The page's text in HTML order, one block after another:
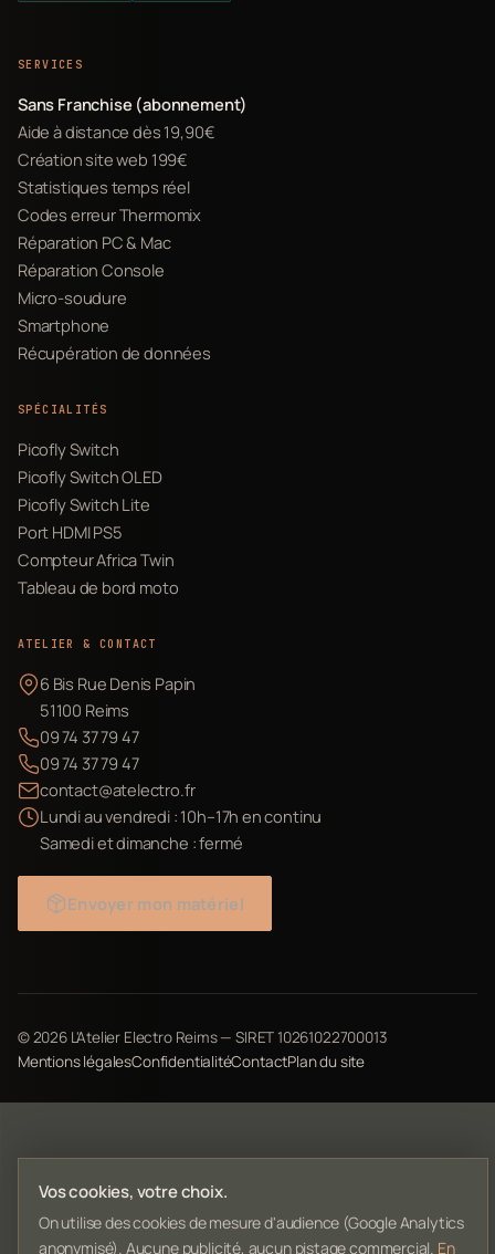
SERVICES
Sans Franchise (abonnement)
Aide à distance dès 19,90€
Création site web 199€
Statistiques temps réel
Codes erreur Thermomix
Réparation PC & Mac
Réparation Console
Micro-soudure
Smartphone
Récupération de données
SPÉCIALITÉS
Picofly Switch
Picofly Switch OLED
Picofly Switch Lite
Port HDMI PS5
Compteur Africa Twin
Tableau de bord moto
ATELIER & CONTACT
6 Bis Rue Denis Papin
51100 Reims
09 74 37 79 47
09 74 37 79 47
contact@atelectro.fr
Lundi au vendredi : 10h–17h en continu
Samedi et dimanche : fermé
Envoyer mon matériel
©2026L'Atelier Electro Reims — SIRET 10261022700013
Mentions légalesConfidentialitéContactPlan du site
Vos cookies, votre choix.
On utilise des cookies de mesure d'audience (Google Analytics
anonymisé). Aucune publicité, aucun pistage commercial. En